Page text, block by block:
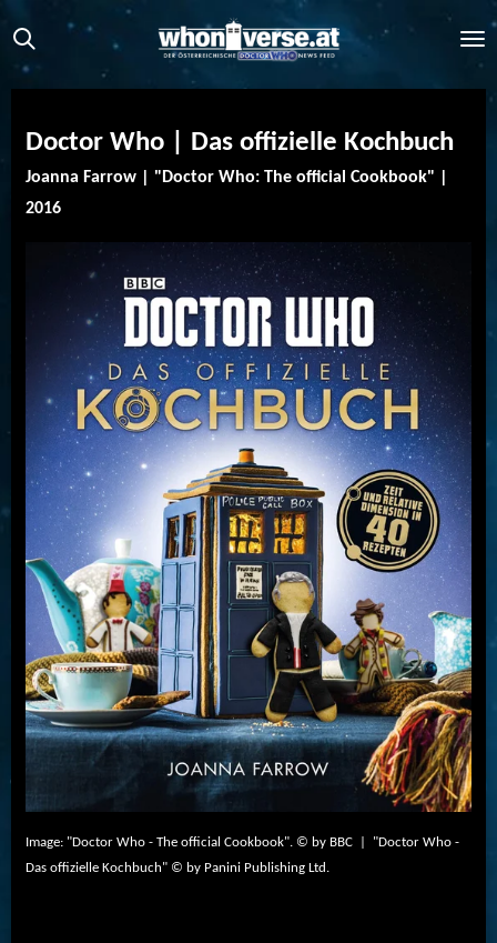
Zum
Hauptinhalt
springen
Doctor Who | Das offizielle Kochbuch
Joanna Farrow | "Doctor Who: The official Cookbook" |
2016
Image: "Doctor Who - The official Cookbook". © by BBC | "Doctor Who -
Das offizielle Kochbuch" © by Panini Publishing Ltd.